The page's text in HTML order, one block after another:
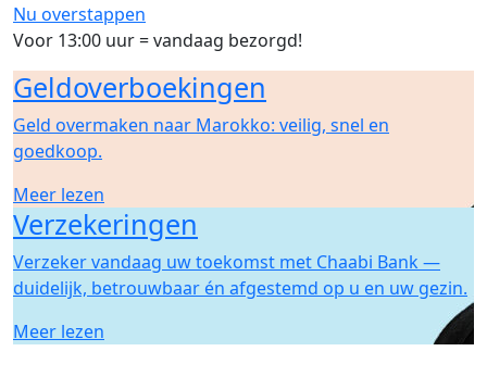
Nu overstappen
Voor 13:00 uur = vandaag bezorgd!
Geldoverboekingen
Geld overmaken naar Marokko: veilig, snel en
goedkoop.
Meer lezen
Verzekeringen
Verzeker vandaag uw toekomst met Chaabi Bank —
duidelijk, betrouwbaar én afgestemd op u en uw gezin.
Meer lezen